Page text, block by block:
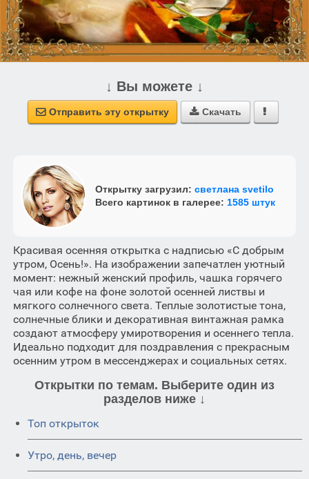
↓ Вы можете ↓
 Отправить эту открытку  Скачать 
Открытку загрузил: светлана svetilo
Всего картинок в галерее: 1585 штук
Красивая осенняя открытка с надписью «С добрым
утром, Осень!». На изображении запечатлен уютный
момент: нежный женский профиль, чашка горячего
чая или кофе на фоне золотой осенней листвы и
мягкого солнечного света. Теплые золотистые тона,
солнечные блики и декоративная винтажная рамка
создают атмосферу умиротворения и осеннего тепла.
Идеально подходит для поздравления с прекрасным
осенним утром в мессенджерах и социальных сетях.
Открытки по темам. Выберите один из
разделов ниже ↓
Топ открыток
Утро, день, вечер